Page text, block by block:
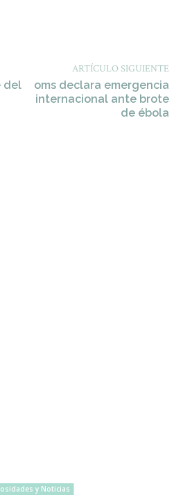
del
ARTÍCULO SIGUIENTE
oms declara emergencia
internacional ante brote
de ébola
y Noticias